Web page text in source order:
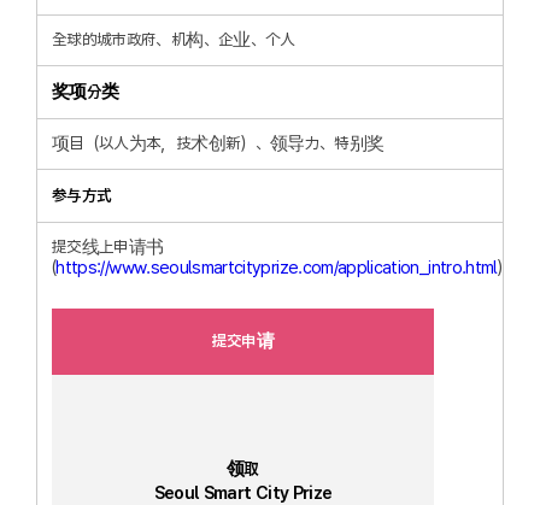
全球的城市政府、机构、企业、个人
奖项分类
项目（以人为本，技术创新）、领导力、特别奖
参与方式
提交线上申请书
(https://www.seoulsmartcityprize.com/application_intro.html)
提交申请
领取
Seoul Smart City Prize